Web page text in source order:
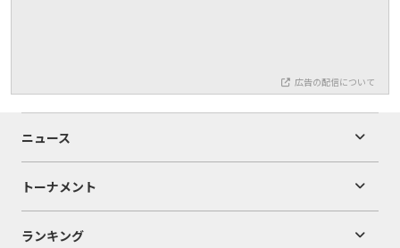
広告の配信について
ニュース
トーナメント
ランキング